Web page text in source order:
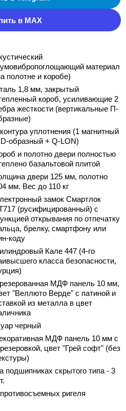
в MAX
материал
полотне и коробе)
1,8 мм, закрытый
короб, усиливающие 2
жесткости (вертикальные П-
уплотнения (1 магнитный
образный + Q-LON)
и полотно двери полностью
базальтовой плитой
двери 125 мм, полотно
мм. Вес до 110 кг
замок Смартлок
(русифицированный) с
открывания по отпечатку
брелку, смартфону или
коду
Кале 447 (4-го
класса безопасности,
МДФ панель 10 мм,
"Веллюто Верде" с патиной и
из металла в цвет
черный
МДФ панель 10 мм с
цвет "Грей софт" (без
подшипниках скрытого типа - 3
ригеля